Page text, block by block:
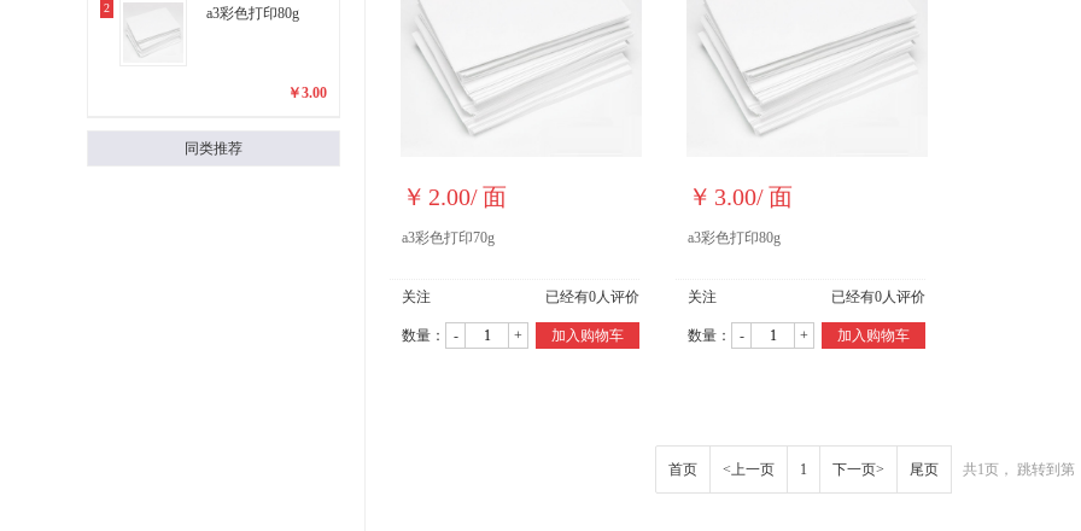
2 a3彩色打印80g
￥3.00
同类推荐
￥ 2.00/面
a3彩色打印70g
关注 已经有0人评价
数量： - + 加入购物车
￥ 3.00/面
a3彩色打印80g
关注 已经有0人评价
数量： - + 加入购物车
首页 <上一页 1 下一页> 尾页 共1页， 跳转到第